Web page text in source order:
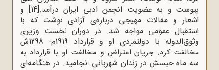
پیوست و به عضویت انجمن ادبی ایران درآمد.[14]
و
اشعار و مقالات مهیجی درباره‌ی آزادی نوشت که با
استقبال عمومی مواجه شد. در دوران نخست وزیری
وثوق‌الدوله با دولتمردی او و قرارداد 1919م- 1298ش
مخالفت کرد. جریان اعتراض و مخالفت او با قرارداد به
سه ماه حبسش در زندان شهربانی انجامید. در هنگامه‌ای